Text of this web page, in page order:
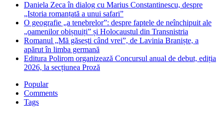
Daniela Zeca în dialog cu Marius Constantinescu, despre
„Istoria romanțată a unui safari”
O geografie „a tenebrelor”: despre faptele de neînchipuit ale
„oamenilor obișnuiți” și Holocaustul din Transnistria
Romanul „Mă găsești când vrei”, de Lavinia Braniște, a
apărut în limba germană
Editura Polirom organizează Concursul anual de debut, ediția
2026, la secțiunea Proză
Popular
Comments
Tags